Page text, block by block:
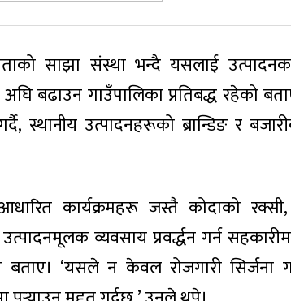
साझा संस्था भन्दै यसलाई
बढाउन गाउँपालिका प्रतिबद्ध रहेको
स्थानीय उत्पादनहरूको ब्रान्डिङ र
कार्यक्रमहरू जस्तै कोदाको
व्यवसाय प्रवर्द्धन गर्न
‘यसले न केवल रोजगारी सिर्जना